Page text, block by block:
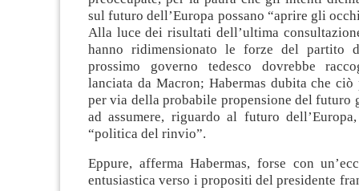
sul futuro dell’Europa possano “aprire gli
Alla luce dei risultati dell’ultima
hanno ridimensionato le forze del partito
prossimo governo tedesco dovrebbe
lanciata da Macron; Habermas dubita che ciò
per via della probabile propensione del futuro
ad assumere, riguardo al futuro
“politica del rinvio”.
Eppure, afferma Habermas, forse con
entusiastica verso i propositi del presidente